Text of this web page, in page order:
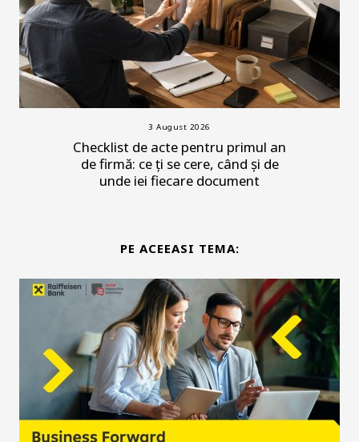
3 August 2026
Checklist de acte pentru primul an
de firmă: ce ți se cere, când și de
unde iei fiecare document
PE ACEEASI TEMA: